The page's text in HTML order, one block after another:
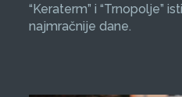
“Keraterm” i “Trnopolje”
najmračnije dane.